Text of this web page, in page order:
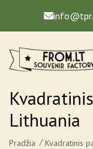
Lithuania
Pradžia Kvadratinis